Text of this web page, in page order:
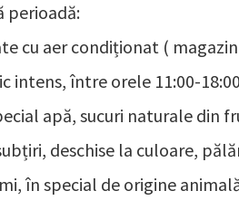
perioadă:
cu aer condiționat (
intens, între orele 11:00-
apă, sucuri naturale din
deschise la culoare,
în special de origine